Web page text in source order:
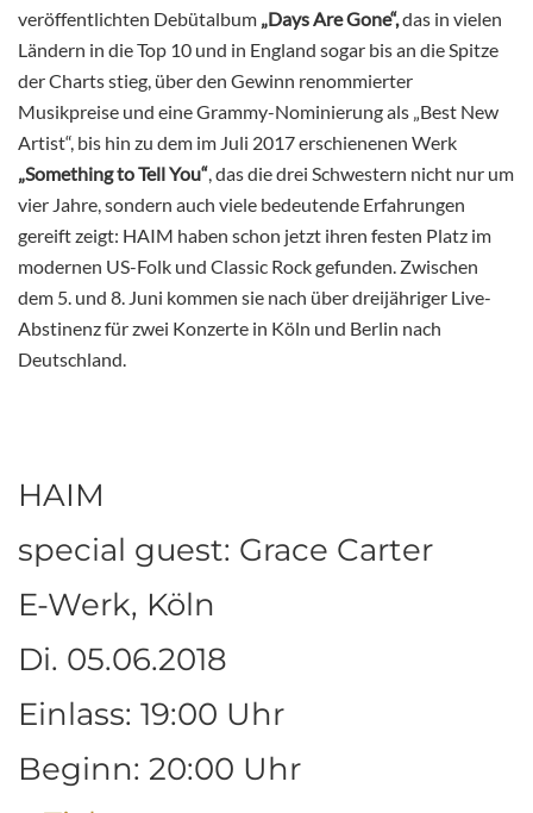
veröffentlichten Debütalbum „Days Are Gone“,das in vielen
Ländern in die Top 10 und in England sogar bis an die Spitze
der Charts stieg, über den Gewinn renommierter
Musikpreise und eine Grammy-Nominierung als „Best New
Artist“, bis hin zu dem im Juli 2017 erschienenen Werk
„Something to Tell You“ , das die drei Schwestern nicht nur um
vier Jahre, sondern auch viele bedeutende Erfahrungen
gereift zeigt: HAIM haben schon jetzt ihren festen Platz im
modernen US-Folk und Classic Rock gefunden. Zwischen
dem 5. und 8. Juni kommen sie nach über dreijähriger Live-
Abstinenz für zwei Konzerte in Köln und Berlin nach
Deutschland.
HAIM
special guest: Grace Carter
E-Werk, Köln
Di. 05.06.2018
Einlass: 19:00 Uhr
Beginn: 20:00 Uhr